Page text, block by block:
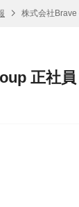
株式会社
正社